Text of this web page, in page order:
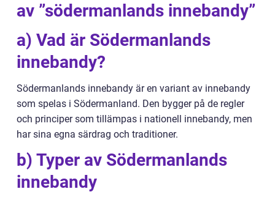
av ”södermanlands innebandy”
a) Vad är Södermanlands
innebandy?
Södermanlands innebandy är en variant av innebandy
som spelas i Södermanland. Den bygger på de regler
och principer som tillämpas i nationell innebandy, men
har sina egna särdrag och traditioner.
b) Typer av Södermanlands
innebandy